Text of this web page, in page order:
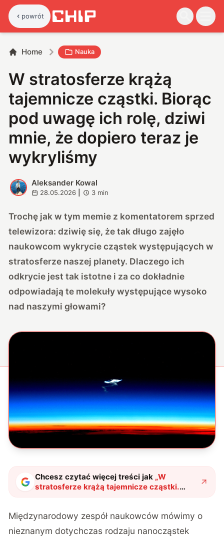
powrót
Home Nauka
W stratosferze krążą
tajemnicze cząstki. Biorąc
pod uwagę ich rolę, dziwi
mnie, że dopiero teraz je
wykryliśmy
A
Aleksander Kowal
28.05.2026 3 min
Trochę jak w tym memie z komentatorem sprzed
telewizora: dziwię się, że tak długo zajęło
naukowcom wykrycie cząstek występujących w
stratosferze naszej planety. Dlaczego ich
odkrycie jest tak istotne i za co dokładnie
odpowiadają te molekuły występujące wysoko
nad naszymi głowami?
Chcesz czytać więcej treści jak „W
stratosferze krążą tajemnicze cząstki.
Biorąc pod uwagę ich rolę, dziwi mnie, że
Międzynarodowy zespół naukowców mówimy o
nieznanym dotychczas rodzaju nanocząstek